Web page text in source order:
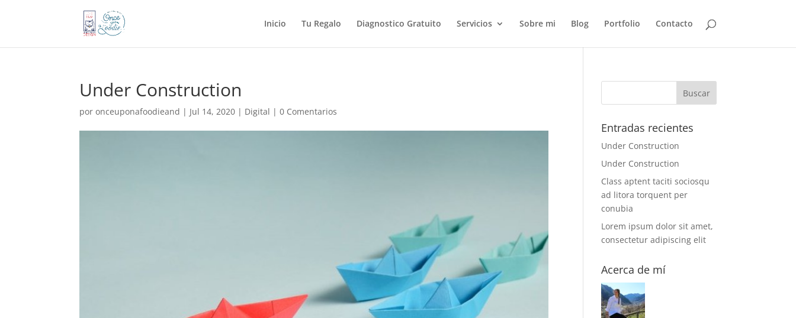
Inicio Tu Regalo Diagnostico Gratuito Servicios Sobre mi Blog Portfolio Contacto
Under Construction
poronceuponafoodieand | Jul 14, 2020 | Digital |0 Comentarios
Entradas recientes
Under Construction
Under Construction
Class aptent taciti sociosqu
ad litora torquent per
conubia
Lorem ipsum dolor sit amet,
consectetur adipiscing elit
Acerca de mí